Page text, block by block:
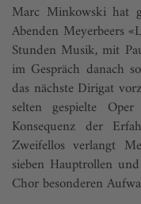
Marc Minkowski hat
Abenden Meyerbeers
Stunden Musik, mit
im Gespräch danach
das nächste Dirigat
selten gespielte
Konsequenz der
Zweifellos verlangt
sieben Hauptrollen
Chor besonderen